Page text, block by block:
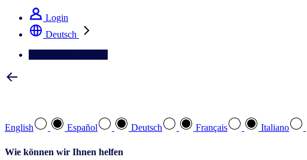
Login
Deutsch
English Español Deutsch Français Italiano
Wie können wir Ihnen helfen